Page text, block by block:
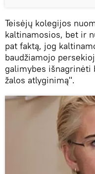
Teisėjų kolegijos
kaltinamosios, bet ir
pat faktą, jog
baudžiamojo
galimybes išnagrinėti
žalos atlyginimą".